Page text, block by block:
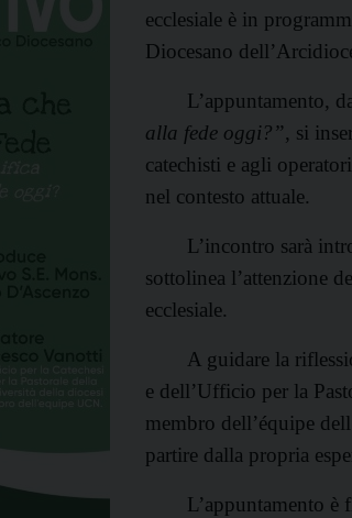
ecclesiale è in
Diocesano
L’appuntamento,
alla fede oggi?”, si
catechisti e agli
nel contesto attuale.
L’incontro sarà
sottolinea l’attenzione
ecclesiale.
A guidare la
e dell’Ufficio per la
membro dell’équipe
partire dalla propria
L’appuntamento